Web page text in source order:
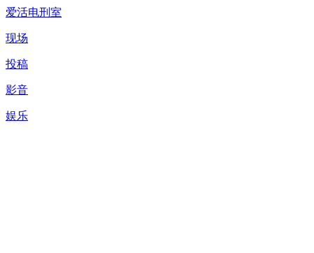
爱活电刑室
现场
投稿
影音
娱乐